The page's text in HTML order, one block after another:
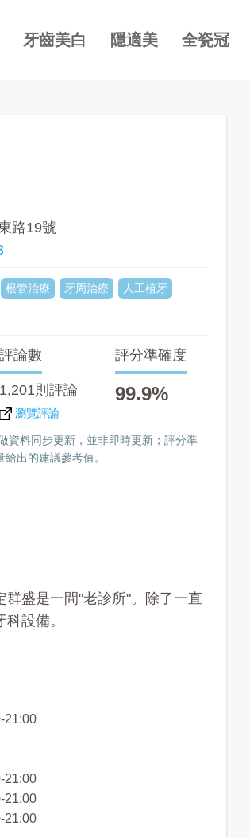
牙齒美白 隱適美 全瓷冠
路19號
根管治療 牙周治療 人工植牙
評論數
1,201則評論
瀏覽評論
評分準確度
99.9%
資料同步更新，並非即時更新；評分準
出的建議參考值。
盛是一間"老診所"。除了一直
設備。
21:00
21:00
21:00
21:00